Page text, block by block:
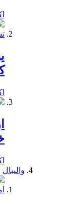
والیبال